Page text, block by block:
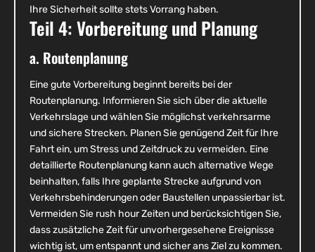
Ihre Sicherheit sollte stets Vorrang haben.
Teil 4: Vorbereitung und Planung
a. Routenplanung
Eine gute Vorbereitung beginnt bereits bei der
Routenplanung. Informieren Sie sich über die aktuelle
Verkehrslage und wählen Sie möglichst verkehrsarme
und sichere Strecken. Planen Sie genügend Zeit für Ihre
Fahrt ein, um Stress und Zeitdruck zu vermeiden. Eine
detaillierte Routenplanung kann auch alternative Wege
beinhalten, falls Ihre geplante Strecke aufgrund von
Verkehrsbehinderungen oder Baustellen unpassierbar ist.
Vermeiden Sie rush hour Zeiten und berücksichtigen Sie,
dass zusätzliche Zeit für unvorhergesehene Ereignisse
wichtig ist, um entspannt und sicher ans Ziel zu kommen.